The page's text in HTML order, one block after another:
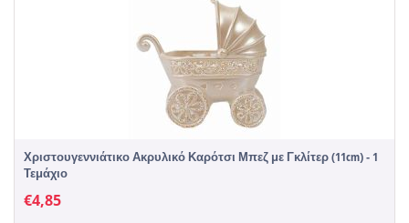
Χριστουγεννιάτικο Ακρυλικό Καρότσι Μπεζ με Γκλίτερ (11cm) - 1
Τεμάχιο
€4,85